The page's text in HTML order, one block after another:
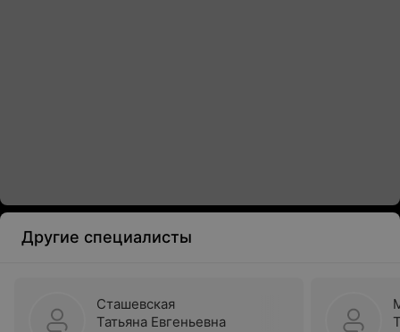
Другие специалисты
Сташевская
Татьяна Евгеньевна